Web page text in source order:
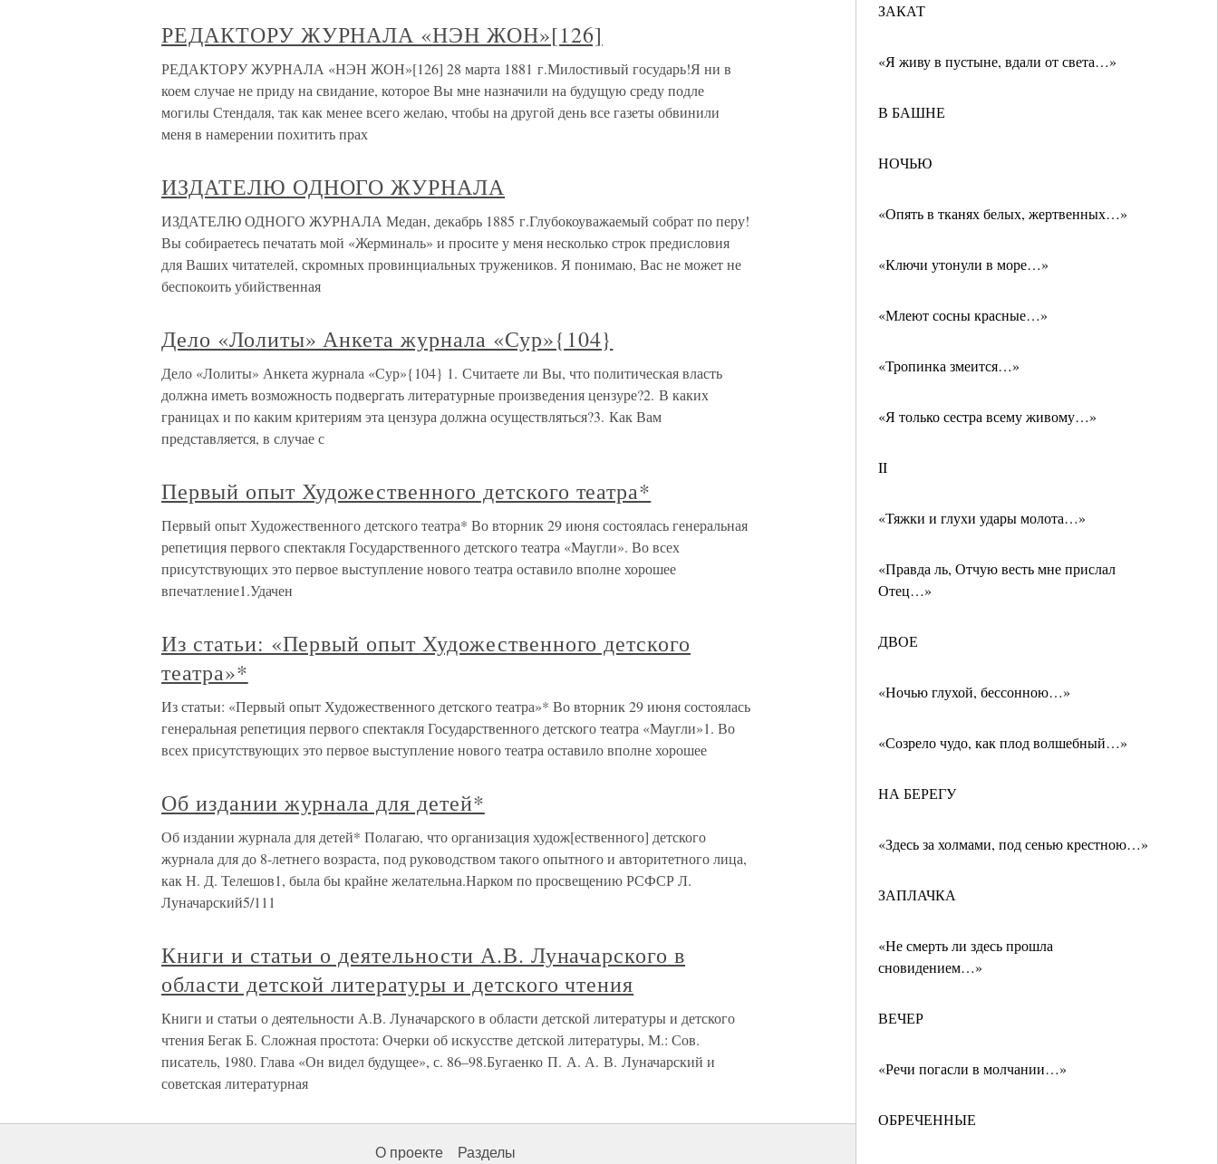
ЗАКАТ
«Я живу в пустыне, вдали от света…»
В БАШНЕ
НОЧЬЮ
«Опять в тканях белых, жертвенных…»
«Ключи утонули в море…»
«Млеют сосны красные…»
«Тропинка змеится…»
«Я только сестра всему живому…»
II
«Тяжки и глухи удары молота…»
«Правда ль, Отчую весть мне прислал
Отец…»
ДВОЕ
«Ночью глухой, бессонною…»
«Созрело чудо, как плод волшебный…»
НА БЕРЕГУ
«Здесь за холмами, под сенью крестною…»
ЗАПЛАЧКА
«Не смерть ли здесь прошла
сновидением…»
ВЕЧЕР
«Речи погасли в молчании…»
ОБРЕЧЕННЫЕ
РЕДАКТОРУ ЖУРНАЛА «НЭН ЖОН»[126]
РЕДАКТОРУ ЖУРНАЛА «НЭН ЖОН»[126] 28 марта 1881 г.Милостивый государь!Я ни в
коем случае не приду на свидание, которое Вы мне назначили на будущую среду подле
могилы Стендаля, так как менее всего желаю, чтобы на другой день все газеты обвинили
меня в намерении похитить прах
ИЗДАТЕЛЮ ОДНОГО ЖУРНАЛА
ИЗДАТЕЛЮ ОДНОГО ЖУРНАЛА Медан, декабрь 1885 г.Глубокоуважаемый собрат по перу!
Вы собираетесь печатать мой «Жерминаль» и просите у меня несколько строк предисловия
для Ваших читателей, скромных провинциальных тружеников. Я понимаю, Вас не может не
беспокоить убийственная
Дело «Лолиты» Анкета журнала «Сур»{104}
Дело «Лолиты» Анкета журнала «Сур»{104} 1. Считаете ли Вы, что политическая власть
должна иметь возможность подвергать литературные произведения цензуре?2. В каких
границах и по каким критериям эта цензура должна осуществляться?3. Как Вам
представляется, в случае с
Первый опыт Художественного детского театра*
Первый опыт Художественного детского театра* Во вторник 29 июня состоялась генеральная
репетиция первого спектакля Государственного детского театра «Маугли». Во всех
присутствующих это первое выступление нового театра оставило вполне хорошее
впечатление1.Удачен
Из статьи: «Первый опыт Художественного детского
театра»*
Из статьи: «Первый опыт Художественного детского театра»* Во вторник 29 июня состоялась
генеральная репетиция первого спектакля Государственного детского театра «Маугли»1. Во
всех присутствующих это первое выступление нового театра оставило вполне хорошее
Об издании журнала для детей*
Об издании журнала для детей* Полагаю, что организация худож[ественного] детского
журнала для до 8-летнего возраста, под руководством такого опытного и авторитетного лица,
как Н. Д. Телешов1, была бы крайне желательна.Нарком по просвещению РСФСР Л.
Луначарский5/111
Книги и статьи о деятельности А.В. Луначарского в
области детской литературы и детского чтения
Книги и статьи о деятельности А.В. Луначарского в области детской литературы и детского
чтения Бегак Б. Сложная простота: Очерки об искусстве детской литературы, М.: Сов.
писатель, 1980. Глава «Он видел будущее», с. 86–98.Бугаенко П. А. А. В. Луначарский и
советская литературная
О проекте Разделы